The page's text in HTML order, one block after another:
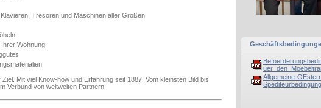
Tresoren und Maschinen aller Größen
Wohnung
Mit viel Know-how und Erfahrung seit 1887. Vom kleinsten Bild bis
Verbund von weltweiten Partnern.
Allgemeine-